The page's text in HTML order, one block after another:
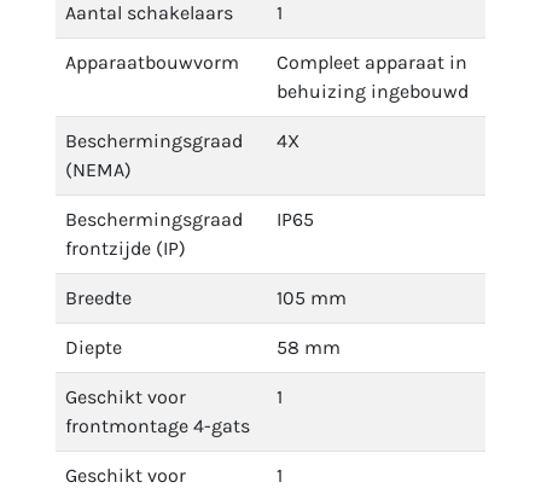
Aantal schakelaars 1
Apparaatbouwvorm
Compleet apparaat in
behuizing ingebouwd
Beschermingsgraad
(NEMA)
4X
Beschermingsgraad
frontzijde (IP)
IP65
Breedte 105 mm
Diepte 58 mm
Geschikt voor
frontmontage 4-gats
1
Geschikt voor
1